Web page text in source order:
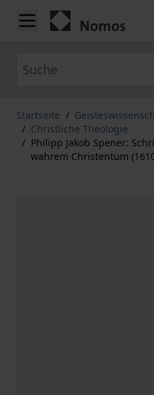
Zum Inhalt springen
Startseite /
/ Christliche Theologie
/ Philipp Jakob Spener:
wahrem Christentum